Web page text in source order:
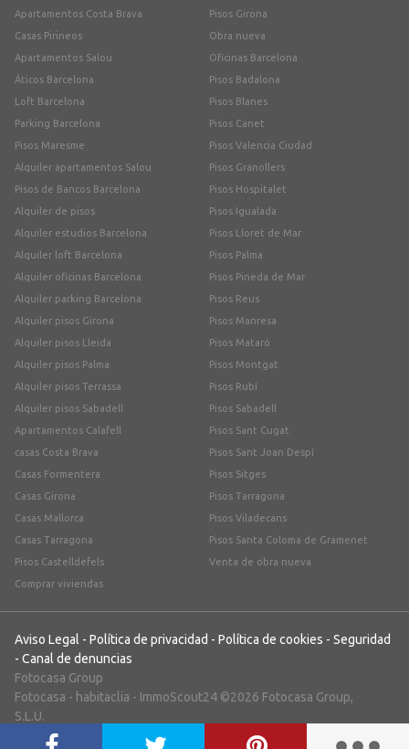
Apartamentos Costa Brava
Casas Pirineos
Apartamentos Salou
Áticos Barcelona
Loft Barcelona
Parking Barcelona
Pisos Maresme
Alquiler apartamentos Salou
Pisos de Bancos Barcelona
Alquiler de pisos
Alquiler estudios Barcelona
Alquiler loft Barcelona
Alquiler oficinas Barcelona
Alquiler parking Barcelona
Alquiler pisos Girona
Alquiler pisos Lleida
Alquiler pisos Palma
Alquiler pisos Terrassa
Alquiler pisos Sabadell
Apartamentos Calafell
casas Costa Brava
Casas Formentera
Casas Girona
Casas Mallorca
Casas Tarragona
Pisos Castelldefels
Comprar viviendas
Pisos Girona
Obra nueva
Oficinas Barcelona
Pisos Badalona
Pisos Blanes
Pisos Canet
Pisos Valencia Ciudad
Pisos Granollers
Pisos Hospitalet
Pisos Igualada
Pisos Lloret de Mar
Pisos Palma
Pisos Pineda de Mar
Pisos Reus
Pisos Manresa
Pisos Mataró
Pisos Montgat
Pisos Rubí
Pisos Sabadell
Pisos Sant Cugat
Pisos Sant Joan Despí
Pisos Sitges
Pisos Tarragona
Pisos Viladecans
Pisos Santa Coloma de Gramenet
Venta de obra nueva
Aviso Legal - Política de privacidad - Política de cookies - Seguridad
- Canal de denuncias
Fotocasa Group
Fotocasa - habitaclia - ImmoScout24 ©2026 Fotocasa Group,
S.L.U.